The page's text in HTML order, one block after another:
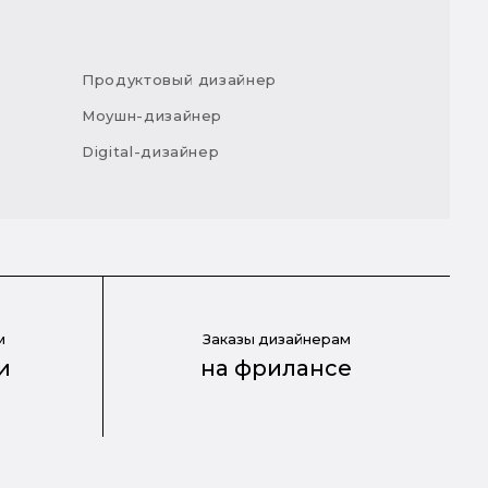
Продуктовый дизайнер
Моушн-дизайнер
Digital-дизайнер
Заказы дизайнерам
на фрилансе